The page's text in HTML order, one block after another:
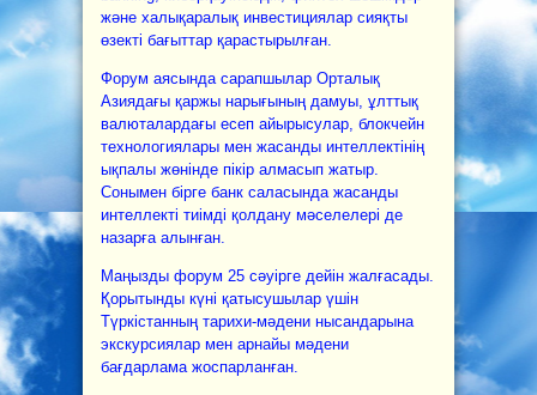
және халықаралық инвестициялар сияқты
өзекті бағыттар қарастырылған.
Форум аясында сарапшылар Орталық
Азиядағы қаржы нарығының дамуы, ұлттық
валюталардағы есеп айырысулар, блокчейн
технологиялары мен жасанды интеллектінің
ықпалы жөнінде пікір алмасып жатыр.
Сонымен бірге банк саласында жасанды
интеллекті тиімді қолдану мәселелері де
назарға алынған.
Маңызды форум 25 сәуірге дейін жалғасады.
Қорытынды күні қатысушылар үшін
Түркістанның тарихи-мәдени нысандарына
экскурсиялар мен арнайы мәдени
бағдарлама жоспарланған.